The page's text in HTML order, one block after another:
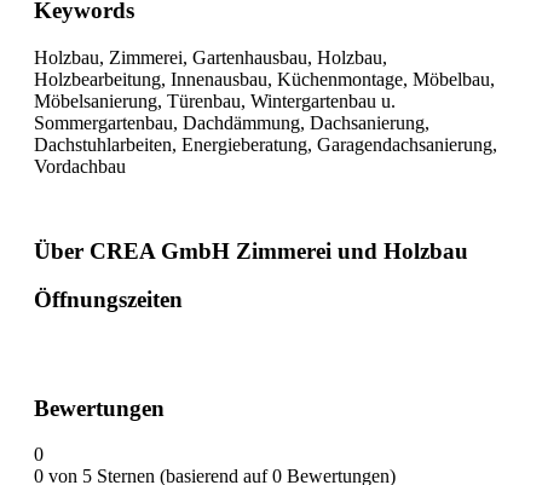
Keywords
Holzbau, Zimmerei, Gartenhausbau, Holzbau,
Holzbearbeitung, Innenausbau, Küchenmontage, Möbelbau,
Möbelsanierung, Türenbau, Wintergartenbau u.
Sommergartenbau, Dachdämmung, Dachsanierung,
Dachstuhlarbeiten, Energieberatung, Garagendachsanierung,
Vordachbau
Über CREA GmbH Zimmerei und Holzbau
Öffnungszeiten
Bewertungen
0
0 von 5 Sternen (basierend auf 0 Bewertungen)